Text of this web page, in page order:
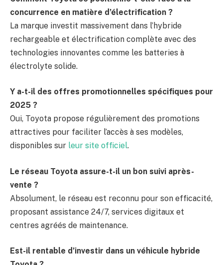
concurrence en matière d’électrification ?
La marque investit massivement dans l’hybride
rechargeable et électrification complète avec des
technologies innovantes comme les batteries à
électrolyte solide.
Y a-t-il des offres promotionnelles spécifiques pour
2025 ?
Oui, Toyota propose régulièrement des promotions
attractives pour faciliter l’accès à ses modèles,
disponibles sur leur site officiel.
Le réseau Toyota assure-t-il un bon suivi après-
vente ?
Absolument, le réseau est reconnu pour son efficacité,
proposant assistance 24/7, services digitaux et
centres agréés de maintenance.
Est-il rentable d’investir dans un véhicule hybride